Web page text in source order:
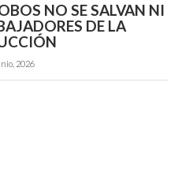
NO SE SALVAN NI
DE LA
2026